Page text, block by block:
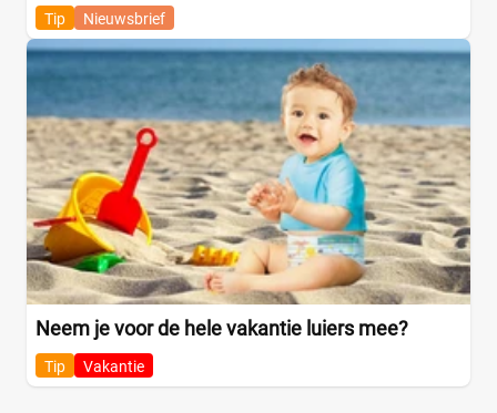
Tip Nieuwsbrief
Neem je voor de hele vakantie luiers mee?
Tip Vakantie